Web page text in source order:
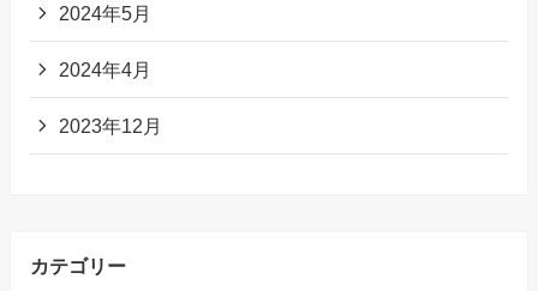
2024年5月
2024年4月
2023年12月
カテゴリー